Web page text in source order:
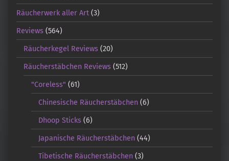
Räucherwerk aller Art (3)
Reviews (564)
Räucherkegel Reviews (20)
Räucherstäbchen Reviews (512)
"Coreless" (61)
Chinesische Räucherstäbchen (6)
Dhoop Sticks (6)
Japanische Räucherstäbchen (44)
Tibetische Räucherstäbchen (3)